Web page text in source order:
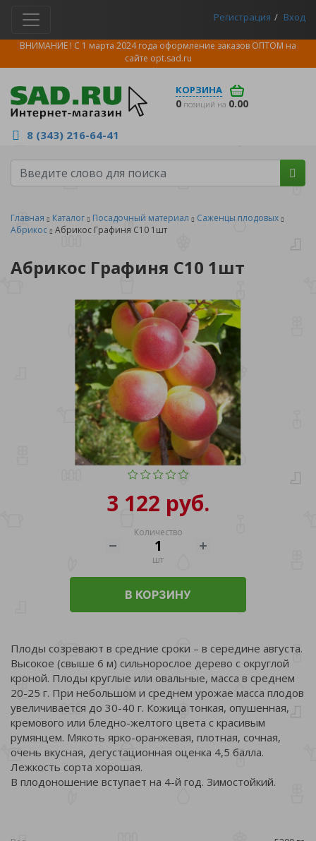
Регистрация Вход
ВНИМАНИЕ ! С 1 марта 2024 года оформление заказов ОПТОМ на
сайте opt.sad.ru
КОРЗИНА
0 позиций на 0.00
8 (343) 216-64-41
Главная Каталог Посадочный материал
Саженцы плодовых
Абрикос
Абрикос Графиня C10 1шт
Абрикос Графиня C10 1шт
3 122 руб.
Количество
шт
В КОРЗИНУ
Плоды созревают в средние сроки – в середине августа.
Высокое (свыше 6 м) сильнорослое дерево с округлой
кроной. Плоды круглые или овальные, масса в среднем
20-25 г. При небольшом и среднем урожае масса плодов
увеличивается до 30-40 г. Кожица тонкая, опушенная,
кремового или бледно-желтого цвета с красивым
румянцем. Мякоть ярко-оранжевая, плотная, сочная,
очень вкусная, дегустационная оценка 4,5 балла.
Лежкость сорта хорошая.
В плодоношение вступает на 4-й год. Зимостойкий.